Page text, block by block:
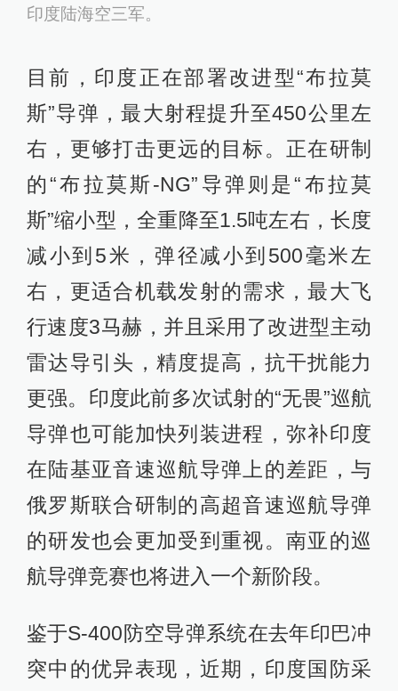
印度陆海空三军。
目前，印度正在部署改进型“布拉莫
斯”导弹，最大射程提升至450公里左
右，更够打击更远的目标。正在研制
的“布拉莫斯-NG”导弹则是“布拉莫
斯”缩小型，全重降至1.5吨左右，长度
减小到5米，弹径减小到500毫米左
右，更适合机载发射的需求，最大飞
行速度3马赫，并且采用了改进型主动
雷达导引头，精度提高，抗干扰能力
更强。印度此前多次试射的“无畏”巡航
导弹也可能加快列装进程，弥补印度
在陆基亚音速巡航导弹上的差距，与
俄罗斯联合研制的高超音速巡航导弹
的研发也会更加受到重视。南亚的巡
航导弹竞赛也将进入一个新阶段。
鉴于S-400防空导弹系统在去年印巴冲
突中的优异表现，近期，印度国防采